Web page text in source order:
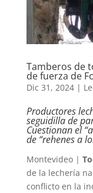
Tamberos de
de fuerza de
Dic 31, 2024|
Productores
seguidilla de
Cuestionan el
de “rehenes a
Montevideo |
de la lechería
conflicto en la